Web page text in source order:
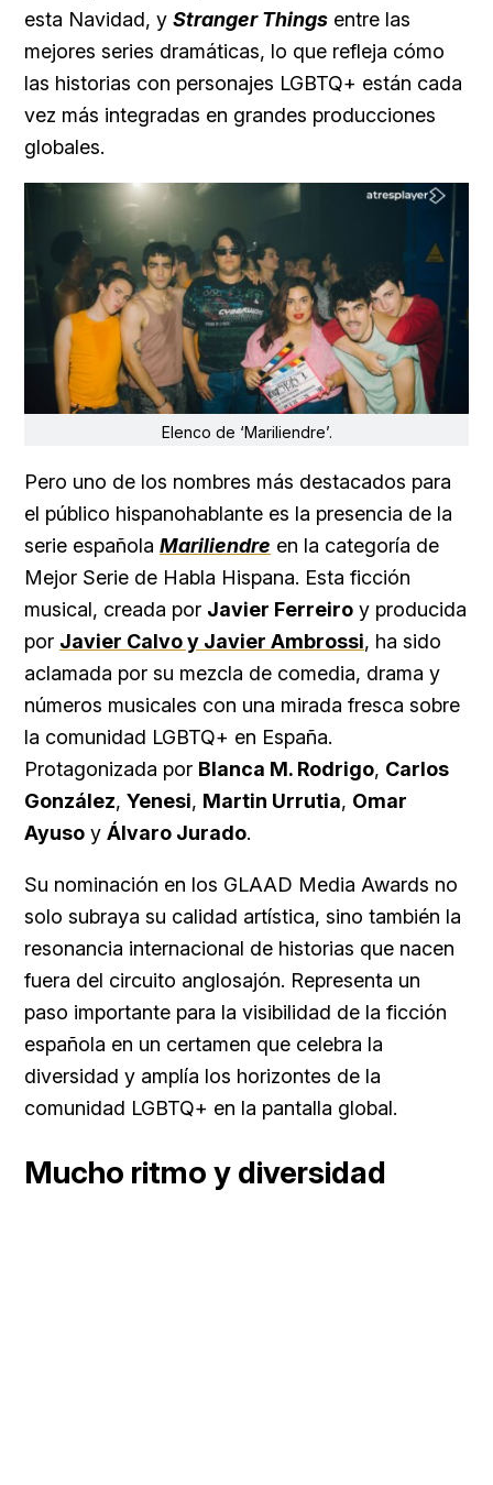
esta Navidad, y Stranger Things entre las
mejores series dramáticas, lo que refleja cómo
las historias con personajes LGBTQ+ están cada
vez más integradas en grandes producciones
globales.
Elenco de ‘Mariliendre’.
Pero uno de los nombres más destacados para
el público hispanohablante es la presencia de la
serie española Mariliendre en la categoría de
Mejor Serie de Habla Hispana. Esta ficción
musical, creada por Javier Ferreiro y producida
por Javier Calvo y Javier Ambrossi, ha sido
aclamada por su mezcla de comedia, drama y
números musicales con una mirada fresca sobre
la comunidad LGBTQ+ en España.
Protagonizada por Blanca M. Rodrigo, Carlos
González, Yenesi, Martin Urrutia, Omar
Ayuso y Álvaro Jurado.
Su nominación en los GLAAD Media Awards no
solo subraya su calidad artística, sino también la
resonancia internacional de historias que nacen
fuera del circuito anglosajón. Representa un
paso importante para la visibilidad de la ficción
española en un certamen que celebra la
diversidad y amplía los horizontes de la
comunidad LGBTQ+ en la pantalla global.
Mucho ritmo y diversidad